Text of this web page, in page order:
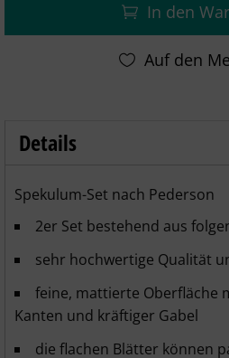
In den
Details
Spekulum nach
Spekulum-Set nach Pederson
2er Set bestehend aus
sehr hochwertige Qualität
feine, mattierte Oberfläche
Kanten und kräftiger Gabel
die flachen Blätter können